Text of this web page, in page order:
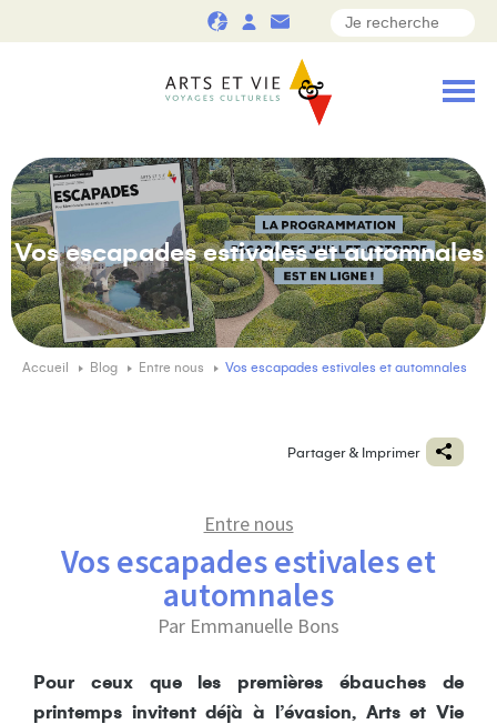
Vos escapades estivales et automnales
Accueil Blog Entre nous Vos escapades estivales et automnales
Partager & Imprimer
Entre nous
Vos escapades estivales et
automnales
Par Emmanuelle Bons
Pour ceux que les premières ébauches de
printemps invitent déjà à l’évasion, Arts et Vie